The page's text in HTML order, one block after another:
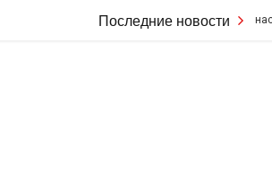
Последние новости
Кир Стармер удвоил свою настойчивость в